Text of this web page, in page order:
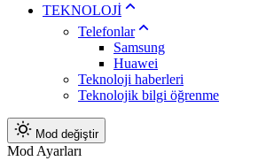
TEKNOLOJİ
Telefonlar
Samsung
Huawei
Teknoloji haberleri
Teknolojik bilgi öğrenme
Mod değiştir
Mod Ayarları